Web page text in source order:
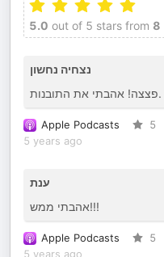
5.0 out of 5 stars from 8
נצחיה נחשון
פצצה! אהבתי את התובנות.
Apple Podcasts 5
5 years ago
ענת
אהבתי ממש!!!
Apple Podcasts 5
5 years ago